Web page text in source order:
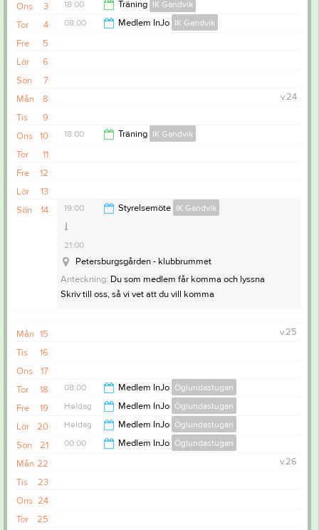
3
Ons 18:00 Träning IK Gandvik
4
Tor 08:00 Medlem InJo IK Gandvik
5
Fre
6
Lör
7
Sön
8
Mån
v.24
9
Tis
10
Ons 18:00 Träning IK Gandvik
11
Tor
12
Fre
13
Lör
14
Sön 19:00 Styrelsemöte IK Gandvik
21:00
Petersburgsgården - klubbrummet
Anteckning: Du som medlem får komma och lyssna
Skriv till oss, så vi vet att du vill komma
15
Mån
v.25
16
Tis
17
Ons
18
Tor 08:00 Medlem InJo Öglundastugan
00:00
19
Fre Heldag Medlem InJo Öglundastugan
20
Lör Heldag Medlem InJo Öglundastugan
21
Sön 00:00 Medlem InJo Öglundastugan
22
Mån
v.26
23
Tis
24
Ons
25
Tor